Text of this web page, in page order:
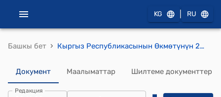
KG RU
Башкы бет › Кыргыз Республикасынын Өкмөтүнүн 2005-жылдын 1-июлундагы №281 "Кыргыз Республикасынын Коргоо министрлигинин Өнүктүрүү жана материалдык колдоо фондун түзүү жана пайдалануу жөнүндө жобону бекитүү тууралуу" Кыргыз Республикасынын Өкмөтүнүн 1999-жылдын 29-сентябрындагы N 529 токтомуна өзгөртүүлөрдү жана толуктоолорду киргизүү жөнүндө" токтому
Документ Маалыматтар Шилтеме документтер
Редакция